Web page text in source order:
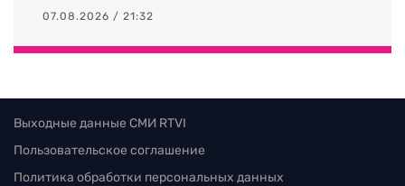
07.08.2026 / 21:32
Выходные данные СМИ RTVI
Пользовательское соглашение
Политика обработки персональных данных